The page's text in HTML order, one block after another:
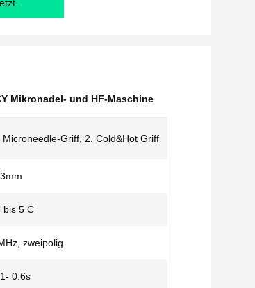
Mikronadel- und HF-Maschine
Microneedle-Griff, 2. Cold&Hot Griff
bis 5 C
zweipolig
0.6s